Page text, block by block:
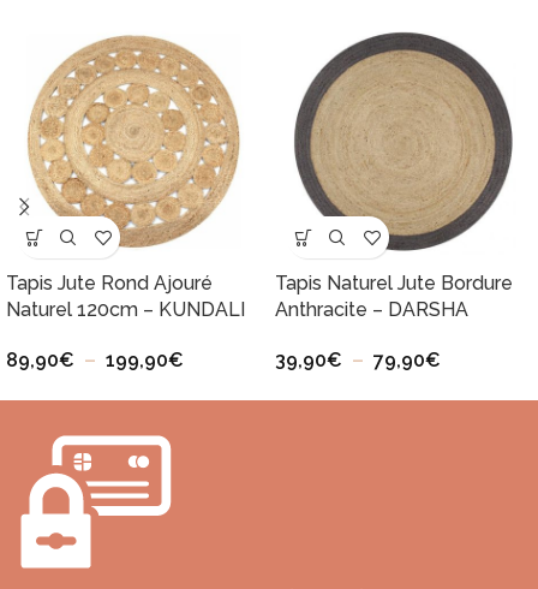
Tapis Jute Rond Ajouré
Naturel 120cm – KUNDALI
89,90€ – 199,90€
Tapis Naturel Jute Bordure
Anthracite – DARSHA
39,90€ – 79,90€